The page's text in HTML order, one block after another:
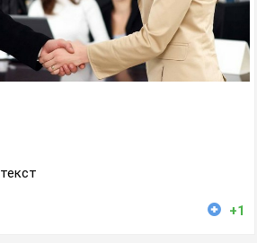
текст
+1